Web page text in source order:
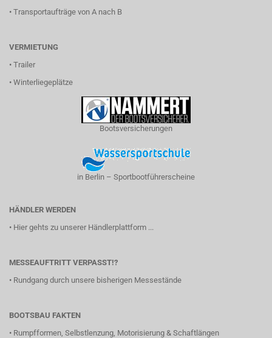
• Transportaufträge von A nach B
VERMIETUNG
• Trailer
• Winterliegeplätze
Bootsversicherungen
in Berlin – Sportbootführerscheine
HÄNDLER WERDEN
• Hier gehts zu unserer Händlerplattform ...
MESSEAUFTRITT VERPASST!?
• Rundgang durch unsere bisherigen Messestände
BOOTSBAU FAKTEN
• Rumpfformen, Selbstlenzung, Motorisierung & Schaftlängen